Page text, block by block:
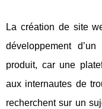
La création de site
développement
produit, car une
aux internautes de
recherchent sur un